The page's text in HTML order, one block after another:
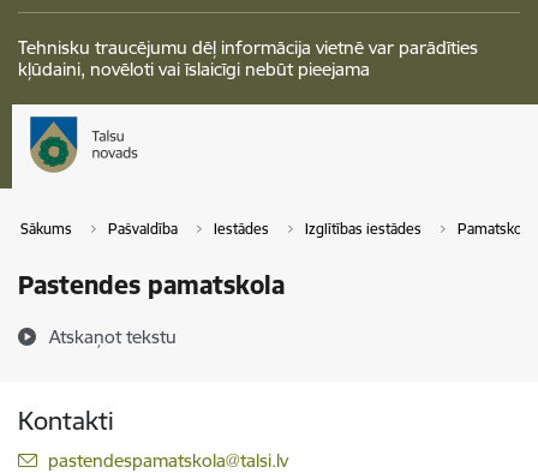
Tehnisku traucējumu dēļ informācija vietnē var parādīties
kļūdaini, novēloti vai īslaicīgi nebūt pieejama
Sākums Pašvaldība Iestādes Izglītības iestādes
Pastendes pamatskola
Atskaņot tekstu
Kontakti
E-pasts:
pastendespamatskola@talsi.lv